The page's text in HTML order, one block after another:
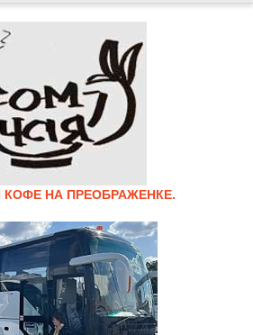
НА ПРЕОБРАЖЕНКЕ.